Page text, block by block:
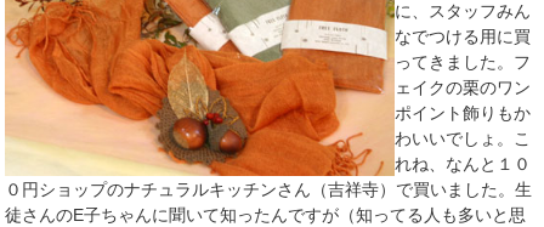
に、スタッフみん
なでつける用に買
ってきました。フ
ェイクの栗のワン
ポイント飾りもか
わいいでしょ。こ
れね、なんと１０
０円ショップのナチュラルキッチンさん（吉祥寺）で買いました。生
徒さんのE子ちゃんに聞いて知ったんですが（知ってる人も多いと思